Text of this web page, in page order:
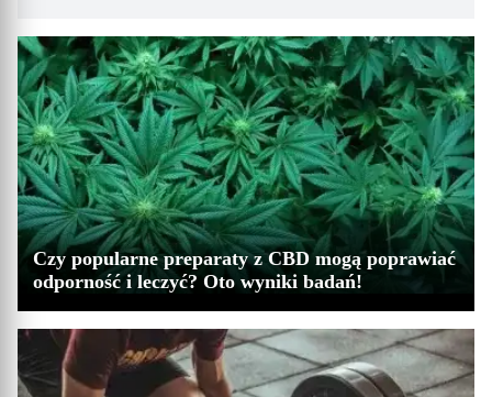
Czy popularne preparaty z CBD mogą poprawiać
odporność i leczyć? Oto wyniki badań!